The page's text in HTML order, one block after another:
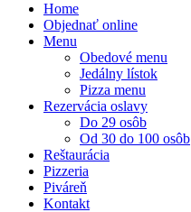
Home
Objednať online
Menu
Obedové menu
Jedálny lístok
Pizza menu
Rezervácia oslavy
Do 29 osôb
Od 30 do 100 osôb
Reštaurácia
Pizzeria
Piváreň
Kontakt